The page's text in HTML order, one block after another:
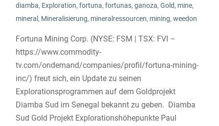
diamba, Exploration, fortuna, fortunas, ganoza, Gold, mine,
mineral , Mineralisierung, mineralressourcen, mining, weedon
Fortuna Mining Corp. (NYSE: FSM | TSX: FVI –
https://www.commodity-
tv.com/ondemand/companies/profil/fortuna-mining-
inc/) freut sich, ein Update zu seinen
Explorationsprogrammen auf dem Goldprojekt
Diamba Sud im Senegal bekannt zu geben. Diamba
Sud Gold Projekt Explorationshöhepunkte Paul